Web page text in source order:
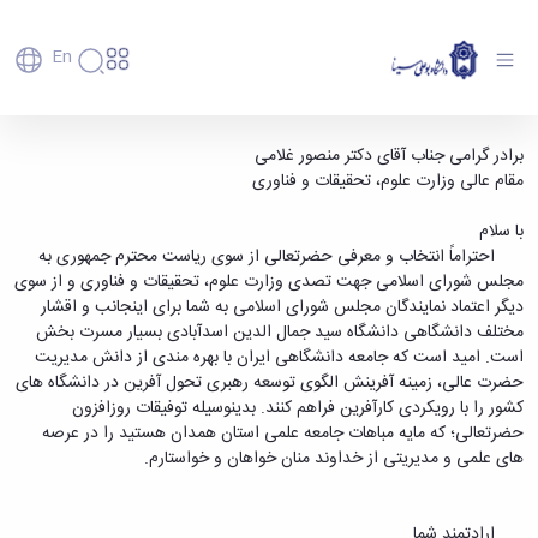
En
دانشگاه
تاریخچه
و
برنامه
راهبردی
دانشگاه
نقشه
دانشگاه
ساختار
سازمانی
سازمان
دانشگاه
حوزه
معاونت
آموزش
پذیرش
کارشناسی
تکمیلی
پسا
دکترا
استعدادهای
درخشان
دانشجویان
غیرایرانی
مهمانی
و
انتقال
تحصیلی
پژوهش
فناوری و
کارآفرینی
دفتر
ارتباط
با
صنعت
پردیس
علم
و
فناوری
مراکز
تحقیقات
دانشکده‌ها
پردیس
اصلی
مهندسی
کشاورزی
شیمی
و
علوم
نفت
علوم
انسانی
هنر
رفاهی
پرسنل
اداره
رفاه
کارکنان
مهمانسرای
دانشگاه
رفاهی
دانشجویان
مدیریت
اعضای
علمی
کارکنان
دانشجویان
فارغ
التحصیلان
فوق
برنامه
فعالیت‌های
دانشجویی
پایگاه
خبری
پیام تبریک سرپرست دانشگاه سید جمال الدین
اسدآبادی به وزیر علوم - دانشگاه بوعلی سینا
همدان
برادر گرامی جناب آقای دکتر منصور غلامی
مقام عالی وزارت علوم، تحقیقات و فناوری
با سلام
احتراماً انتخاب و معرفی حضرتعالی از سوی ریاست محترم جمهوری به
مجلس شورای اسلامی جهت تصدی وزارت علوم، تحقیقات و فناوری و از سوی
دیگر اعتماد نمایندگان مجلس شورای اسلامی به شما برای اینجانب و اقشار
مختلف دانشگاهی دانشگاه سید جمال الدین اسدآبادی بسیار مسرت بخش
است. امید است که جامعه دانشگاهی ایران با بهره مندی از دانش مدیریت
حضرت عالی، زمینه آفرینش الگوی توسعه رهبری تحول آفرین در دانشگاه های
کشور را با رویکردی کارآفرین فراهم کنند. بدینوسیله توفیقات روزافزون
حضرتعالی؛ که مایه مباهات جامعه علمی استان همدان هستید را در عرصه
های علمی و مدیریتی از خداوند منان خواهان و خواستارم.